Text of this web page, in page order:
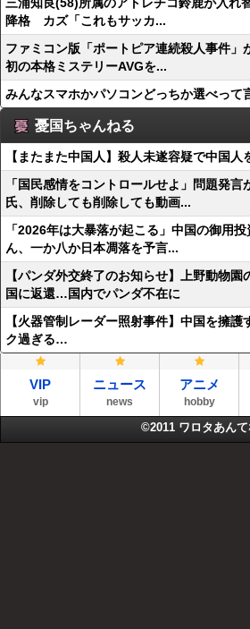
降格 カズ「これもサッカ...
ファミコン版「ポートピア連続殺人事件」
初の本格ミステリーAVGを...
みんなスマホかパソコンどっちか選べって
憂国ちゃんねる
【またまた中国人】殺人未遂容疑で中国
「国民感情をコントロールせよ」問題発言
氏、削除しても削除しても動画...
「2026年は大暴落が起こる」中国の御用
ん、一か八か日本凋落を予言...
【パンダ外交終了のお知らせ】上野動物
国に返還…国内でパンダ不在に
【火器管制レーダー照射事件】中国を擁
ク過ぎる…
VIP
vip
ニュース
news
アニメ
hobby
©2011 ワロタあん